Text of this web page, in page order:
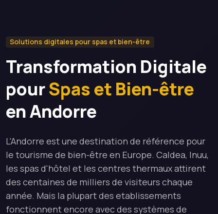
Solutions digitales pour spas et bien-être
Transformation Digitale
pourSpas et Bien-être
en Andorre
L'Andorre est une destination de référence pour
le tourisme de bien-être en Europe. Caldea, Inuu,
les spas d'hôtel et les centres thermaux attirent
des centaines de milliers de visiteurs chaque
année. Mais la plupart des etablissements
fonctionnent encore avec des systèmes de